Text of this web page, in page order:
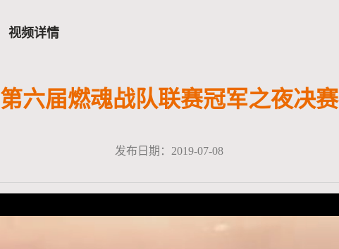
视频详情
第六届燃魂战队联赛冠军之夜决赛
发布日期：2019-07-08